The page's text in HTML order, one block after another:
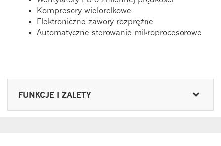
Kompresory wielorolkowe
Elektroniczne zawory rozprężne
Automatyczne sterowanie mikroprocesorowe
FUNKCJE I ZALETY